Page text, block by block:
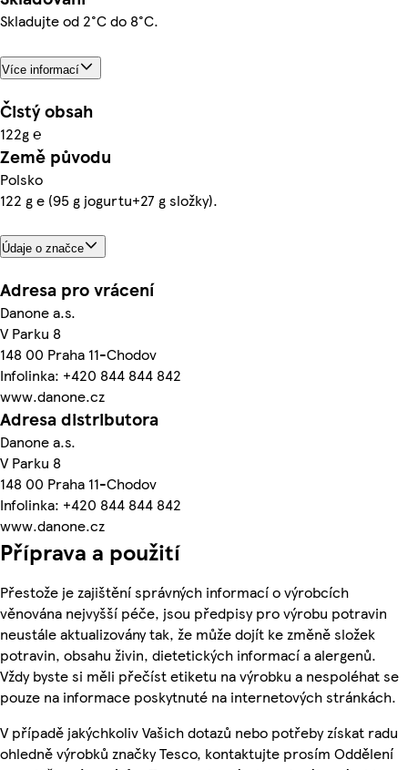
Skladujte od 2°C do 8°C.
Více informací
Čistý obsah
122g ℮
Země původu
Polsko
122 g e (95 g jogurtu+27 g složky).
Údaje o značce
Adresa pro vrácení
Danone a.s.
V Parku 8
148 00 Praha 11-Chodov
Infolinka: +420 844 844 842
www.danone.cz
Adresa distributora
Danone a.s.
V Parku 8
148 00 Praha 11-Chodov
Infolinka: +420 844 844 842
www.danone.cz
Příprava a použití
Přestože je zajištění správných informací o výrobcích
věnována nejvyšší péče, jsou předpisy pro výrobu potravin
neustále aktualizovány tak, že může dojít ke změně složek
potravin, obsahu živin, dietetických informací a alergenů.
Vždy byste si měli přečíst etiketu na výrobku a nespoléhat se
pouze na informace poskytnuté na internetových stránkách.
V případě jakýchkoliv Vašich dotazů nebo potřeby získat radu
ohledně výrobků značky Tesco, kontaktujte prosím Oddělení